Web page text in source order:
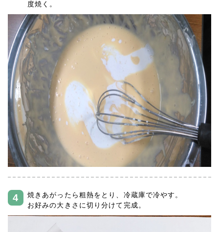
度焼く。
焼きあがったら粗熱をとり、冷蔵庫で冷やす。
お好みの大きさに切り分けて完成。